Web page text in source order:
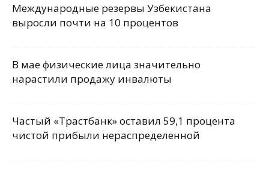
Международные резервы Узбекистана
выросли почти на 10 процентов
В мае физические лица значительно
нарастили продажу инвалюты
Частый «Трастбанк» оставил 59,1 процента
чистой прибыли нераспределенной